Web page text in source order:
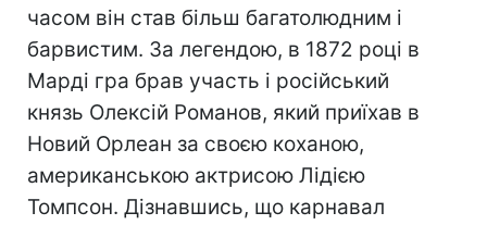
часом він став більш багатолюдним і
барвистим. За легендою, в 1872 році в
Марді гра брав участь і російський
князь Олексій Романов, який приїхав в
Новий Орлеан за своєю коханою,
американською актрисою Лідією
Томпсон. Дізнавшись, що карнавал